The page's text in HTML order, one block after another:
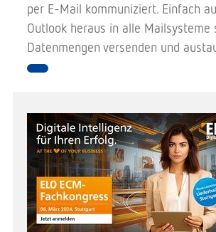
per E-Mail kommuniziert. Einfach
Outlook heraus in alle Mailsysteme
Datenmengen versenden und